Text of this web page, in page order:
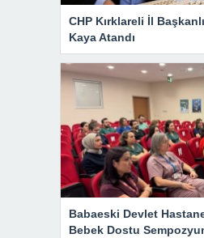
CHP Kırklareli İl
Kaya Atandı
Babaeski Devlet
Bebek Dostu